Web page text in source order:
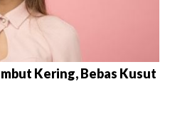
Kering, Bebas Kusut